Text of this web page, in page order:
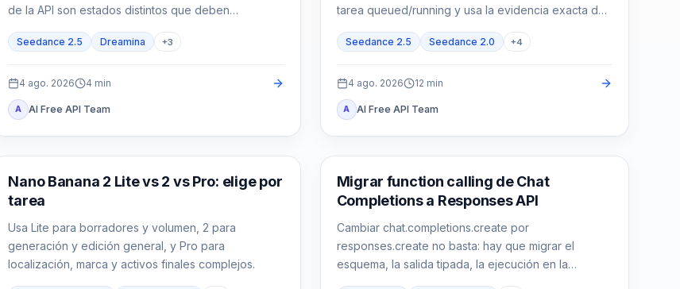
de la API son estados distintos que deben
Seedance 2.5 Dreamina +3
4 ago. 2026 4 min
A AI Free API Team
tarea queued/running y usa la evidencia exacta de
Seedance 2.5 Seedance 2.0 +4
4 ago. 2026 12 min
A AI Free API Team
Modelos de imagen con IA
Nano Banana 2 Lite vs 2 vs Pro: elige por
tarea
Usa Lite para borradores y volumen, 2 para
generación y edición general, y Pro para
localización, marca y activos finales complejos.
Guía de API
Migrar function calling de Chat
Completions a Responses API
Cambiar chat.completions.create por
responses.create no basta: hay que migrar el
esquema, la salida tipada, la ejecución en la